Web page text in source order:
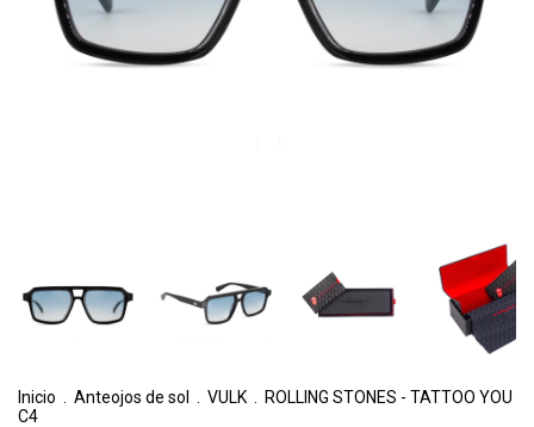
Inicio Anteojos de sol VULK
ROLLING STONES - TATTOO YOU
C4